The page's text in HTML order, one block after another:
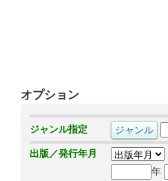
オプション
ジャンル指定
出版／発行年月
年